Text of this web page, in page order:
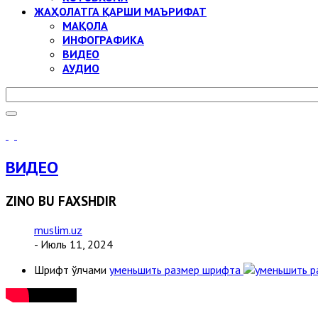
ЖАҲОЛАТГА ҚАРШИ МАЪРИФАТ
МАҚОЛА
ИНФОГРАФИКА
ВИДЕО
АУДИО
ВИДЕО
ZINO BU FAXSHDIR
muslim.uz
- Июль 11, 2024
Шрифт ўлчами уменьшить размер шрифта